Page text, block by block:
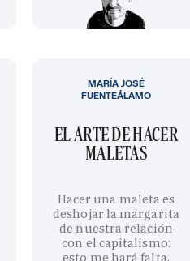
EL ARTE DE HACER
MALETAS
Hacer una maleta es
deshojar la margarita
de nuestra relación
con el capitalismo:
esto me hará falta,
MARÍA JOSÉ
FUENTEÁLAMO